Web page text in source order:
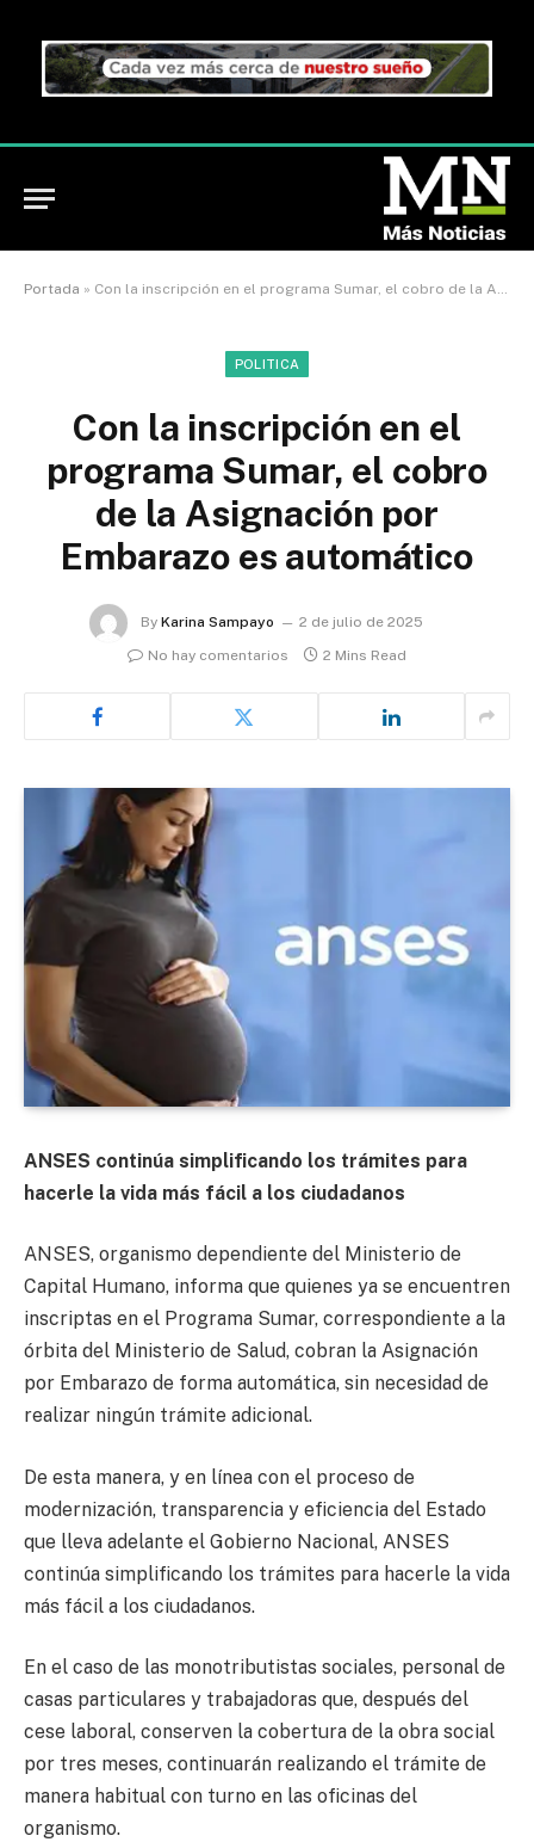
Portada » Con la inscripción en el programa Sumar, el cobro de la Asignación por Embarazo es automático
POLITICA
Con la inscripción en el
programa Sumar, el cobro
de la Asignación por
Embarazo es automático
By Karina Sampayo
2 de julio de 2025
No hay comentarios
2 Mins Read
ANSES continúa simplificando los trámites para
hacerle la vida más fácil a los ciudadanos
ANSES, organismo dependiente del Ministerio de
Capital Humano, informa que quienes ya se encuentren
inscriptas en el Programa Sumar, correspondiente a la
órbita del Ministerio de Salud, cobran la Asignación
por Embarazo de forma automática, sin necesidad de
realizar ningún trámite adicional.
De esta manera, y en línea con el proceso de
modernización, transparencia y eficiencia del Estado
que lleva adelante el Gobierno Nacional, ANSES
continúa simplificando los trámites para hacerle la vida
más fácil a los ciudadanos.
En el caso de las monotributistas sociales, personal de
casas particulares y trabajadoras que, después del
cese laboral, conserven la cobertura de la obra social
por tres meses, continuarán realizando el trámite de
manera habitual con turno en las oficinas del
organismo.